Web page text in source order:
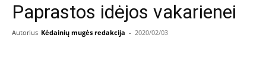
Paprastos idėjos vakarienei
Autorius Kėdainių mugės redakcija - 2020/02/03